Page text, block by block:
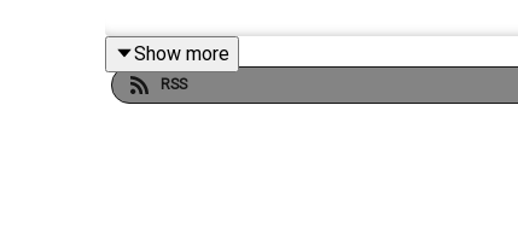
Show more
RSS